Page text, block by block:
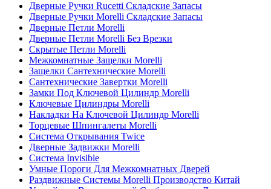
Дверные Ручки Rucetti Складские Запасы
Дверные Ручки Morelli Складские Запасы
Дверные Петли Morelli
Дверные Петли Morelli Без Врезки
Скрытые Петли Morelli
Межкомнатные Защелки Morelli
Защелки Сантехнические Morelli
Сантехнические Завертки Morelli
Замки Под Ключевой Цилиндр Morelli
Ключевые Цилиндры Morelli
Накладки На Ключевой Цилиндр Morelli
Торцевые Шпингалеты Morelli
Система Открывания Twice
Дверные Задвижки Morelli
Система Invisible
Умные Пороги Для Межкомнатных Дверей
Раздвижные Системы Morelli Производство Китай